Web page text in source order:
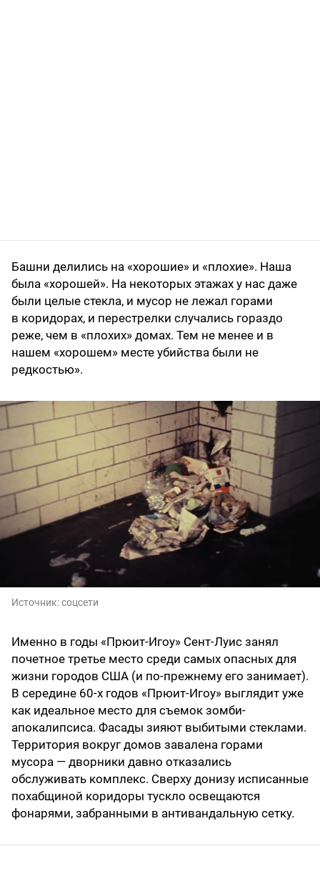
Башни делились на «хорошие» и «плохие». Наша
была «хорошей». На некоторых этажах у нас даже
были целые стекла, и мусор не лежал горами
в коридорах, и перестрелки случались гораздо
реже, чем в «плохих» домах. Тем не менее и в
нашем «хорошем» месте убийства были не
редкостью».
Источник:соцсети
Именно в годы «Прюит-Игоу» Сент-Луис занял
почетное третье место среди самых опасных для
жизни городов США (и по-прежнему его занимает).
В середине 60-х годов «Прюит-Игоу» выглядит уже
как идеальное место для съемок зомби-
апокалипсиса. Фасады зияют выбитыми стек­лами.
Территория вокруг домов завалена горами
мусора — дворники давно отказались
обслуживать комплекс. Сверху донизу исписанные
похабщиной коридоры тускло освещаются
фонарями, забранными в анти­вандальную сетку.